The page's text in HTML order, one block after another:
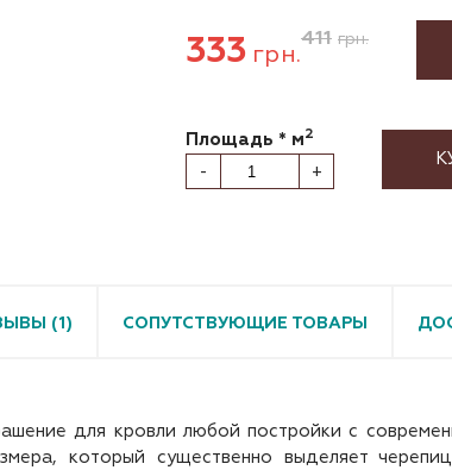
333 грн.
411 грн.
Площадь * м2
- +
(1) СОПУТСТВУЮЩИЕ ТОВАРЫ
для кровли любой постройки с
который существенно выделяет